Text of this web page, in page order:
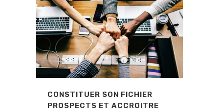
CONSTITUER SON FICHIER
PROSPECTS ET ACCROITRE